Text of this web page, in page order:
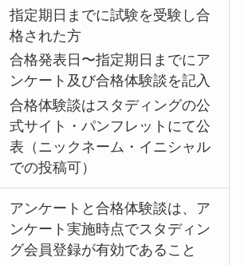
指定期日までに試験を受験し合
格された方
合格発表日〜指定期日までにア
ンケート及び合格体験談を記入
合格体験談はスタディングの公
式サイト・パンフレットにて公
表（ニックネーム・イニシャル
での投稿可）
アンケートと合格体験談は、ア
ンケート実施時点でスタディン
グ会員登録が有効であること